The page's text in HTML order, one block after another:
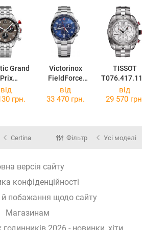
Grand
Prix
Victorinox
FieldForce
Classic Chrono
V241901
TISSOT
37.00
від
грн.
від
33 470 грн.
від
29 570
Certina Фільтр Усі моделі
версія сайту
конфіденційності
побажання щодо сайту
Магазинам